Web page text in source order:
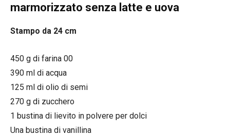
marmorizzato senza latte e uova
Stampo da 24 cm
450 g di farina 00
390 ml di acqua
125 ml di olio di semi
270 g di zucchero
1 bustina di lievito in polvere per dolci
Una bustina di vanillina